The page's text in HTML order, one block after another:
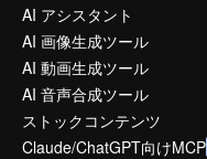
AI アシスタント
AI 画像生成ツール
AI 動画生成ツール
AI 音声合成ツール
ストックコンテンツ
Claude/ChatGPT向けMCP